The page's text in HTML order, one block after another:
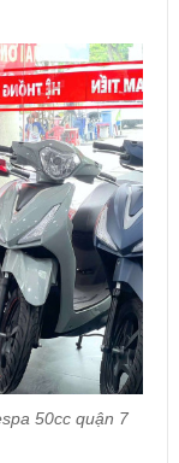
50cc quận 7